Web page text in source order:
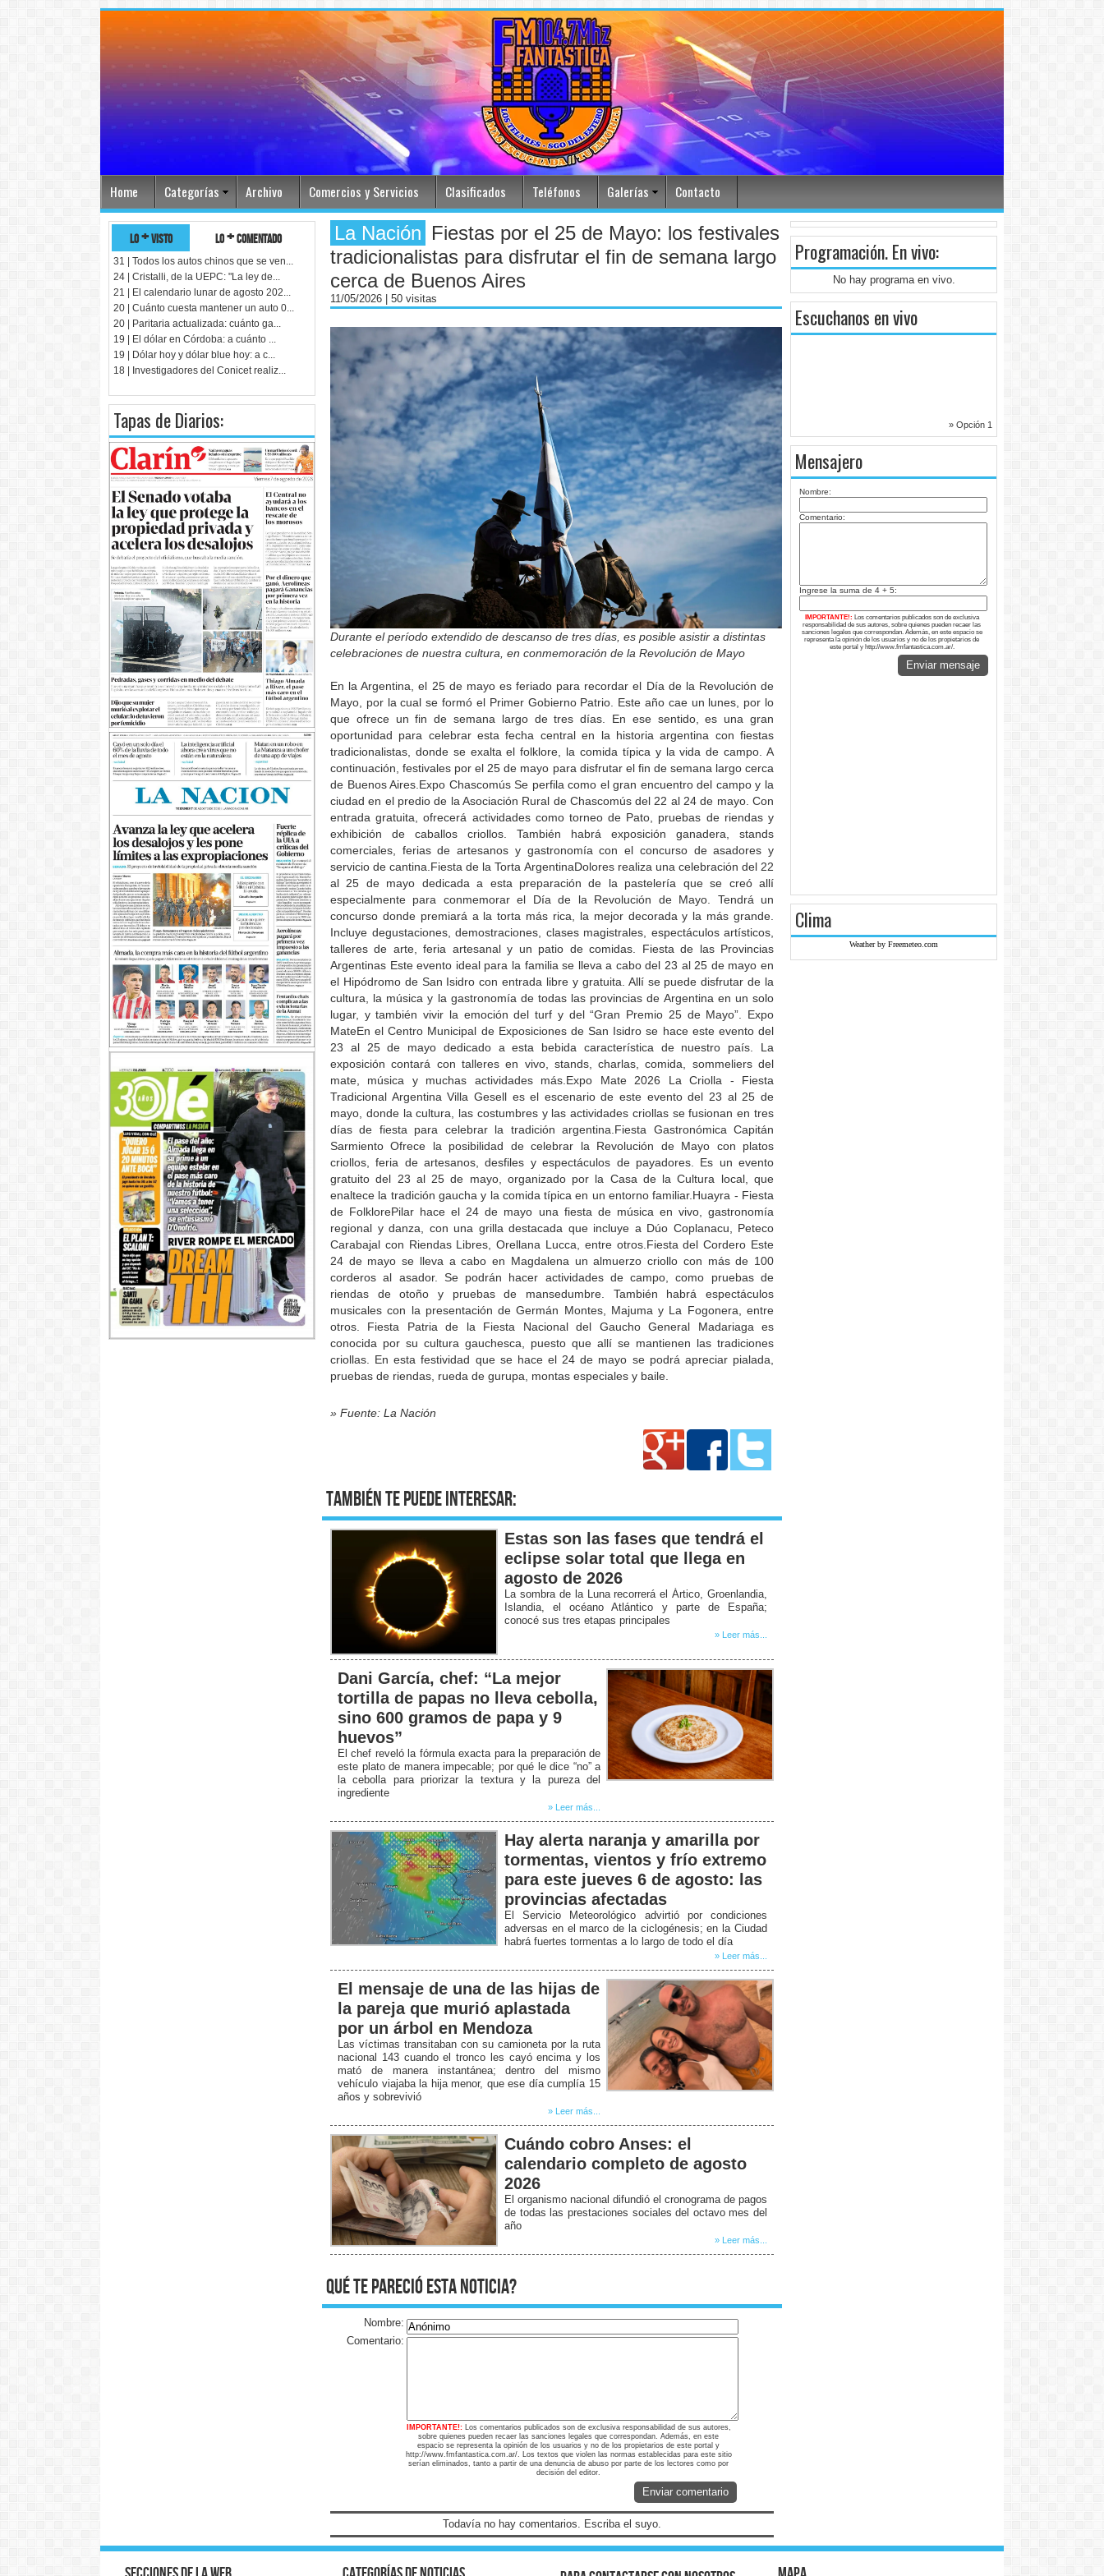
Home Categorías Archivo Comercios y Servicios Clasificados Teléfonos Galerías Contacto
lo + visto lo + comentado
31 | Todos los autos chinos que se ven...
24 | Cristalli, de la UEPC: "La ley de...
21 | El calendario lunar de agosto 202...
20 | Cuánto cuesta mantener un auto 0...
20 | Paritaria actualizada: cuánto ga...
19 | El dólar en Córdoba: a cuánto ...
19 | Dólar hoy y dólar blue hoy: a c...
18 | Investigadores del Conicet realiz...
Tapas de Diarios:
La Nación Fiestas por el 25 de Mayo: los festivales
tradicionalistas para disfrutar el fin de semana largo
cerca de Buenos Aires
11/05/2026 | 50 visitas
Durante el período extendido de descanso de tres días, es posible asistir a distintas
celebraciones de nuestra cultura, en conmemoración de la Revolución de Mayo
En la Argentina, el 25 de mayo es feriado para recordar el Día de la Revolución de
Mayo, por la cual se formó el Primer Gobierno Patrio. Este año cae un lunes, por lo
que ofrece un fin de semana largo de tres días. En ese sentido, es una gran
oportunidad para celebrar esta fecha central en la historia argentina con fiestas
tradicionalistas, donde se exalta el folklore, la comida típica y la vida de campo. A
continuación, festivales por el 25 de mayo para disfrutar el fin de semana largo cerca
de Buenos Aires.Expo Chascomús Se perfila como el gran encuentro del campo y la
ciudad en el predio de la Asociación Rural de Chascomús del 22 al 24 de mayo. Con
entrada gratuita, ofrecerá actividades como torneo de Pato, pruebas de riendas y
exhibición de caballos criollos. También habrá exposición ganadera, stands
comerciales, ferias de artesanos y gastronomía con el concurso de asadores y
servicio de cantina.Fiesta de la Torta ArgentinaDolores realiza una celebración del 22
al 25 de mayo dedicada a esta preparación de la pastelería que se creó allí
especialmente para conmemorar el Día de la Revolución de Mayo. Tendrá un
concurso donde premiará a la torta más rica, la mejor decorada y la más grande.
Incluye degustaciones, demostraciones, clases magistrales, espectáculos artísticos,
talleres de arte, feria artesanal y un patio de comidas. Fiesta de las Provincias
Argentinas Este evento ideal para la familia se lleva a cabo del 23 al 25 de mayo en
el Hipódromo de San Isidro con entrada libre y gratuita. Allí se puede disfrutar de la
cultura, la música y la gastronomía de todas las provincias de Argentina en un solo
lugar, y también vivir la emoción del turf y del “Gran Premio 25 de Mayo”. Expo
MateEn el Centro Municipal de Exposiciones de San Isidro se hace este evento del
23 al 25 de mayo dedicado a esta bebida característica de nuestro país. La
exposición contará con talleres en vivo, stands, charlas, comida, sommeliers del
mate, música y muchas actividades más.Expo Mate 2026 La Criolla - Fiesta
Tradicional Argentina Villa Gesell es el escenario de este evento del 23 al 25 de
mayo, donde la cultura, las costumbres y las actividades criollas se fusionan en tres
días de fiesta para celebrar la tradición argentina.Fiesta Gastronómica Capitán
Sarmiento Ofrece la posibilidad de celebrar la Revolución de Mayo con platos
criollos, feria de artesanos, desfiles y espectáculos de payadores. Es un evento
gratuito del 23 al 25 de mayo, organizado por la Casa de la Cultura local, que
enaltece la tradición gaucha y la comida típica en un entorno familiar.Huayra - Fiesta
de FolklorePilar hace el 24 de mayo una fiesta de música en vivo, gastronomía
regional y danza, con una grilla destacada que incluye a Dúo Coplanacu, Peteco
Carabajal con Riendas Libres, Orellana Lucca, entre otros.Fiesta del Cordero Este
24 de mayo se lleva a cabo en Magdalena un almuerzo criollo con más de 100
corderos al asador. Se podrán hacer actividades de campo, como pruebas de
riendas de otoño y pruebas de mansedumbre. También habrá espectáculos
musicales con la presentación de Germán Montes, Majuma y La Fogonera, entre
otros. Fiesta Patria de la Fiesta Nacional del Gaucho General Madariaga es
conocida por su cultura gauchesca, puesto que allí se mantienen las tradiciones
criollas. En esta festividad que se hace el 24 de mayo se podrá apreciar pialada,
pruebas de riendas, rueda de gurupa, montas especiales y baile.
» Fuente: La Nación
También te puede interesar:
Estas son las fases que tendrá el
eclipse solar total que llega en
agosto de 2026
La sombra de la Luna recorrerá el Ártico, Groenlandia,
Islandia, el océano Atlántico y parte de España;
conocé sus tres etapas principales
» Leer más...
Dani García, chef: “La mejor
tortilla de papas no lleva cebolla,
sino 600 gramos de papa y 9
huevos”
El chef reveló la fórmula exacta para la preparación de
este plato de manera impecable; por qué le dice “no” a
la cebolla para priorizar la textura y la pureza del
ingrediente
» Leer más...
Hay alerta naranja y amarilla por
tormentas, vientos y frío extremo
para este jueves 6 de agosto: las
provincias afectadas
El Servicio Meteorológico advirtió por condiciones
adversas en el marco de la ciclogénesis; en la Ciudad
habrá fuertes tormentas a lo largo de todo el día
» Leer más...
El mensaje de una de las hijas de
la pareja que murió aplastada
por un árbol en Mendoza
Las víctimas transitaban con su camioneta por la ruta
nacional 143 cuando el tronco les cayó encima y los
mató de manera instantánea; dentro del mismo
vehículo viajaba la hija menor, que ese día cumplía 15
años y sobrevivió
» Leer más...
Cuándo cobro Anses: el
calendario completo de agosto
2026
El organismo nacional difundió el cronograma de pagos
de todas las prestaciones sociales del octavo mes del
año
» Leer más...
qué te pareció esta noticia?
Nombre:
Comentario:
IMPORTANTE!:
Los comentarios publicados son de exclusiva responsabilidad de sus autores,
sobre quienes pueden recaer las sanciones legales que correspondan. Además, en este
espacio se representa la opinión de los usuarios y no de los propietarios de este portal y
http://www.fmfantastica.com.ar/. Los textos que violen las normas establecidas para este sitio
serían eliminados, tanto a partir de una denuncia de abuso por parte de los lectores como por
decisión del editor.
Enviar comentario
Todavía no hay comentarios. Escriba el suyo.
Programación. En vivo:
No hay programa en vivo.
Escuchanos en vivo
» Opción 1
Mensajero
Nombre:
Comentario:
Ingrese la suma de 4 + 5:
IMPORTANTE!: Los comentarios publicados son de exclusiva
responsabilidad de sus autores, sobre quienes pueden recaer las
sanciones legales que correspondan. Además, en este espacio se
representa la opinión de los usuarios y no de los propietarios de
este portal y http://www.fmfantastica.com.ar/.
Enviar mensaje
Clima
Weather by Freemeteo.com